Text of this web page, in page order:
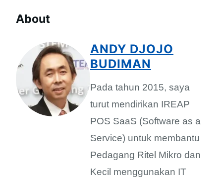
About
ANDY DJOJO
BUDIMAN
Pada tahun 2015, saya
turut mendirikan IREAP
POS SaaS (Software as a
Service) untuk membantu
Pedagang Ritel Mikro dan
Kecil menggunakan IT